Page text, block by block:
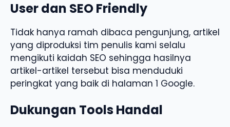
User dan SEO Friendly
Tidak hanya ramah dibaca pengunjung, artikel
yang diproduksi tim penulis kami selalu
mengikuti kaidah SEO sehingga hasilnya
artikel-artikel tersebut bisa menduduki
peringkat yang baik di halaman 1 Google.
Dukungan Tools Handal